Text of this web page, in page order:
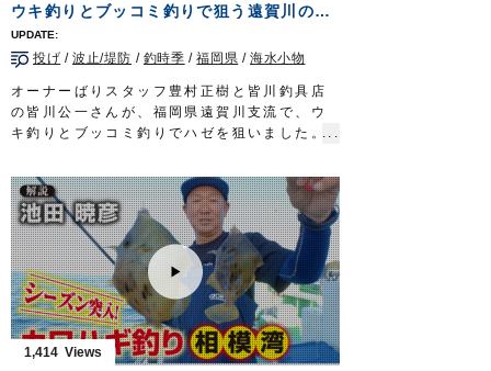
リーダー：フロロ 4lb
スナップ：剛力スナップ
ルアー：ハゼクラ用クランク
フック：SBL-37M クランキングイメージ
アシストフック：マイクロアシストシングル
ショート
放送日 2021年9月5日
オーナーばりwebsite
http://www.owner.co.jp
・マスクドスピンM
・ファイアツイン120g
・ショートジグアシスト1/0
・STX-58#3
■撮影協力
平戸市田平/あじか磯釣りセンター様
2021年11月20日に放送された『ルアーパラ
おります。
ルアーパラダイス九州TV TVQ九州放送 毎
週土曜日 朝5時30分～6時放送
OWNERMOVIEhttp://ownertv.jp/
オーナーばりwebsite
http://www.owner.co.jp
ルアーパラダイス九州オンライン
http://lurepara.tsuribito.co.jp/
ウキ釣りとブッコミ釣りで狙う遠賀川のハゼ
投げ /波止/堤防 / 釣時季 /福岡県 /海水小物
オーナーばりスタッフ豊村正樹と皆川釣具店
の皆川公一さんが、福岡県遠賀川支流で、ウ
キ釣りとブッコミ釣りでハゼを狙いました。
ントにヒットさせます。
■使用アイテム
・はぜポリウキ仕掛
・ハゼ天秤
・投船兼用ハゼ
2021年11月28日に放送されたサガテレビ放
送「釣り時季」の動画です。
釣り時季 サガテレビ毎週日曜日朝5時30分
～6時放送 https://turitoki.com/
OWNERMOVIE http://ownertv.jp/
1,414